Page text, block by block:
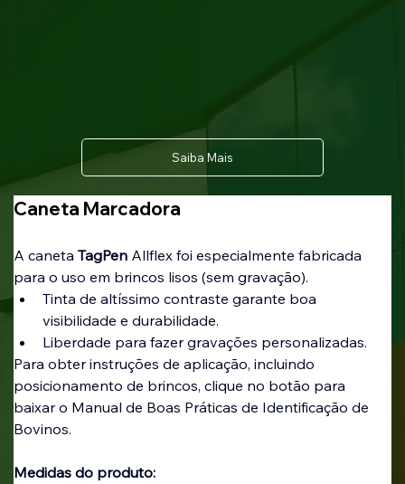
Caneta Marcadora
A caneta TagPen Allflex foi especialmente fabricada
para o uso em brincos lisos (sem gravação).
Tinta de altíssimo contraste garante boa
visibilidade e durabilidade.
Liberdade para fazer gravações personalizadas.
Para obter instruções de aplicação, incluindo
posicionamento de brincos, clique no botão para
baixar o Manual de Boas Práticas de Identificação de
Bovinos.
Medidas do produto:
Saiba Mais